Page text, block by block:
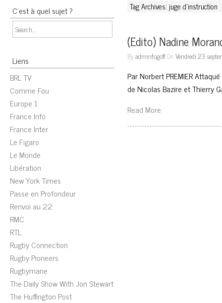
C’est à quel sujet ?
Liens
BRL TV
Comme Fou
Europe 1
France Info
France Inter
Le Figaro
Le Monde
Libération
New York Times
Passe en Profondeur
Renvoi au 22
RMC
RTL
Rugby Connection
Rugby Pioneers
Rugbymane
The Daily Show With Jon Stewart
The Huffington Post
Tag Archives: juge d’instruction
(Edito) Nadine
ByadminfogoffOnVendredi 23
Par Norbert PREMIER
de Nicolas Bazire et Thierry
Read More